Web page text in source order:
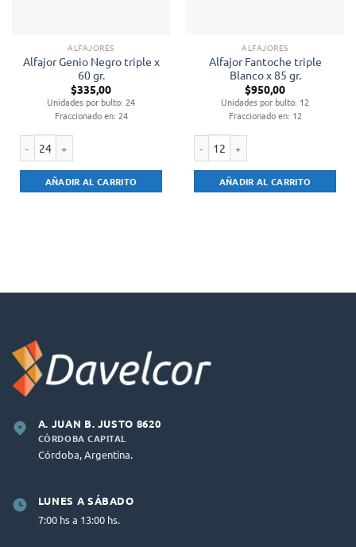
ALFAJORES
Alfajor Genio Negro triple x
60 gr.
$335,00
Unidades por bulto: 24
Fraccionado en: 24
AÑADIR AL CARRITO
ALFAJORES
Alfajor Fantoche triple
Blanco x 85 gr.
$950,00
Unidades por bulto: 12
Fraccionado en: 12
AÑADIR AL CARRITO
A. JUAN B. JUSTO 8620
CÓRDOBA CAPITAL
Córdoba, Argentina.
LUNES A SÁBADO
7:00 hs a 13:00 hs.